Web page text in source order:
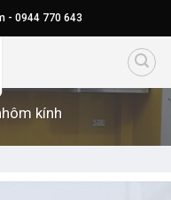
- 0944 770 643
kính